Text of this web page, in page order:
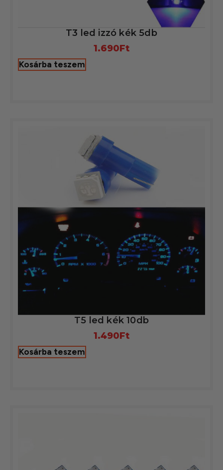
T3 led izzó kék 5db
1.690Ft
Kosárba teszem
T5 led kék 10db
1.490Ft
Kosárba teszem